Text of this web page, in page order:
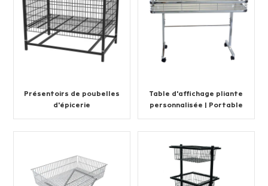
Présentoirs de poubelles
d'épicerie
Table d'affichage pliante
personnalisée | Portable